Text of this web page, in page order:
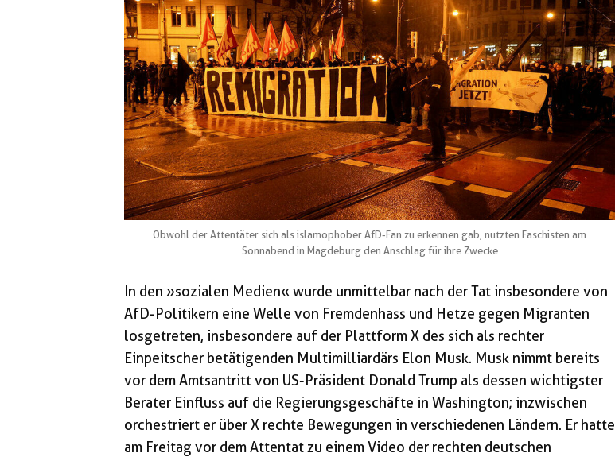
Obwohl der Attentäter sich als islamophober AfD-Fan zu erkennen gab, nutzten Faschisten am
Sonnabend in Magdeburg den Anschlag für ihre Zwecke
In den »sozialen Medien« wurde unmittelbar nach der Tat insbesondere von
AfD-Politikern eine Welle von Fremdenhass und Hetze gegen Migranten
losgetreten, insbesondere auf der Plattform X des sich als rechter
Einpeitscher betätigenden Multimilliardärs Elon Musk. Musk nimmt bereits
vor dem Amtsantritt von US-Präsident Donald Trump als dessen wichtigster
Berater Einfluss auf die Regierungsgeschäfte in Washington; inzwischen
orchestriert er über X rechte Bewegungen in verschiedenen Ländern. Er hatte
am Freitag vor dem Attentat zu einem Video der rechten deutschen